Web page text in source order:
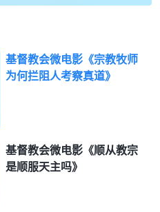
基督教会微电影《宗教牧师
为何拦阻人考察真道》
基督教会微电影《顺从教宗
是顺服天主吗》